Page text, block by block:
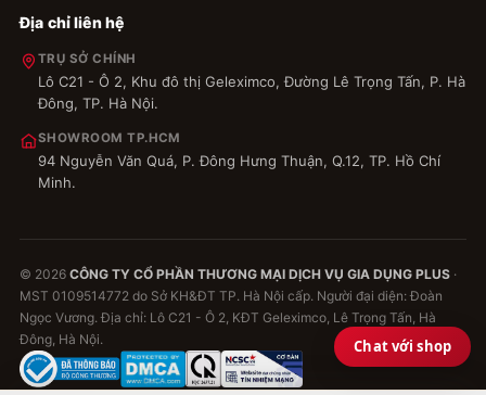
Địa chỉ liên hệ
TRỤ SỞ CHÍNH
Lô C21 - Ô 2, Khu đô thị Geleximco, Đường Lê Trọng Tấn, P. Hà
Đông, TP. Hà Nội.
SHOWROOM TP.HCM
94 Nguyễn Văn Quá, P. Đông Hưng Thuận, Q.12, TP. Hồ Chí
Minh.
© 2026 CÔNG TY CỔ PHẦN THƯƠNG MẠI DỊCH VỤ GIA DỤNG PLUS ·
MST 0109514772 do Sở KH&ĐT TP. Hà Nội cấp. Người đại diện: Đoàn
Ngọc Vương. Địa chỉ: Lô C21 - Ô 2, KĐT Geleximco, Lê Trọng Tấn, Hà
Đông, Hà Nội.
Chat với shop